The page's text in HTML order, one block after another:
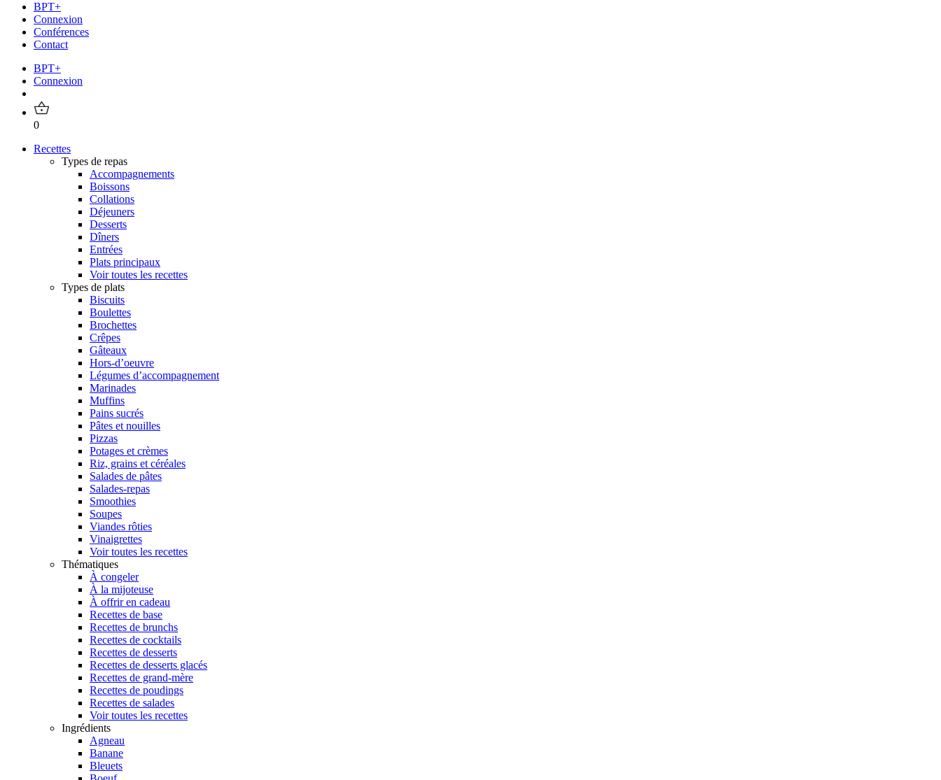
BPT+
Connexion
Conférences
Contact
BPT+
Connexion
0
Recettes
Types de repas
Accompagnements
Boissons
Collations
Déjeuners
Desserts
Dîners
Entrées
Plats principaux
Voir toutes les recettes
Types de plats
Biscuits
Boulettes
Brochettes
Crêpes
Gâteaux
Hors-d’oeuvre
Légumes d’accompagnement
Marinades
Muffins
Pains sucrés
Pâtes et nouilles
Pizzas
Potages et crèmes
Riz, grains et céréales
Salades de pâtes
Salades-repas
Smoothies
Soupes
Viandes rôties
Vinaigrettes
Voir toutes les recettes
Thématiques
À congeler
À la mijoteuse
À offrir en cadeau
Recettes de base
Recettes de brunchs
Recettes de cocktails
Recettes de desserts
Recettes de desserts glacés
Recettes de grand-mère
Recettes de poudings
Recettes de salades
Voir toutes les recettes
Ingrédients
Agneau
Banane
Bleuets